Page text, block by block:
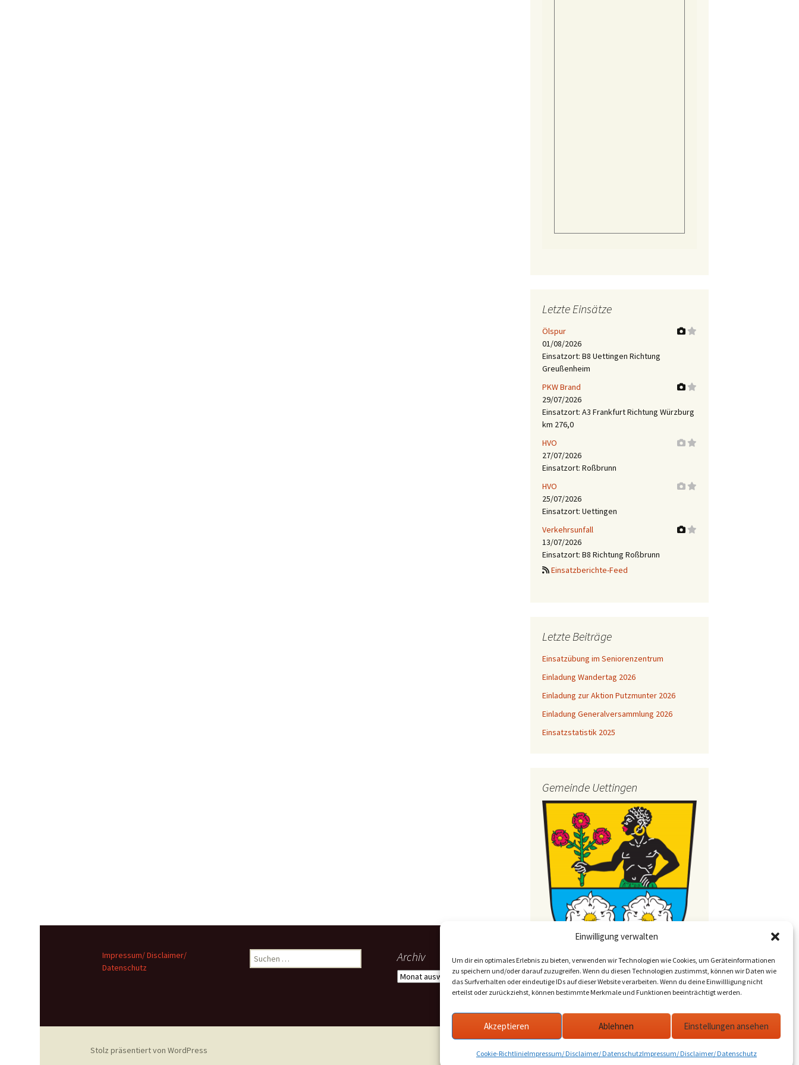
Einwilligung verwalten
Um dir ein optimales Erlebnis zu bieten, verwenden wir Technologien wie Cookies, um Geräteinformationen
zu speichern und/oder darauf zuzugreifen. Wenn du diesen Technologien zustimmst, können wir Daten wie
das Surfverhalten oder eindeutige IDs auf dieser Website verarbeiten. Wenn du deine Einwillligung nicht
erteilst oder zurückziehst, können bestimmte Merkmale und Funktionen beeinträchtigt werden.
Akzeptieren Ablehnen Einstellungen ansehen
Cookie-RichtlinieImpressum/ Disclaimer/ DatenschutzImpressum/ Disclaimer/ Datenschutz
Letzte Einsätze
Ölspur
01/08/2026
Einsatzort: B8 Uettingen Richtung
Greußenheim
PKW Brand
29/07/2026
Einsatzort: A3 Frankfurt Richtung Würzburg
km 276,0
HVO
27/07/2026
Einsatzort: Roßbrunn
HVO
25/07/2026
Einsatzort: Uettingen
Verkehrsunfall
13/07/2026
Einsatzort: B8 Richtung Roßbrunn
Einsatzberichte-Feed
Letzte Beiträge
Einsatzübung im Seniorenzentrum
Einladung Wandertag 2026
Einladung zur Aktion Putzmunter 2026
Einladung Generalversammlung 2026
Einsatzstatistik 2025
Gemeinde Uettingen
Impressum/ Disclaimer/
Datenschutz
Suchen
nach:
Archiv
Archiv
Stolz präsentiert von WordPress